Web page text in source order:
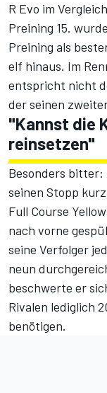
R Evo im
Preining 15.
Preining als
elf hinaus. Im
entspricht nicht
der seinen
"Kannst die
reinsetzen"
Besonders bitter:
seinen Stopp
Full Course
nach vorne
seine Verfolger
neun
beschwerte er
Rivalen lediglich
benötigen.